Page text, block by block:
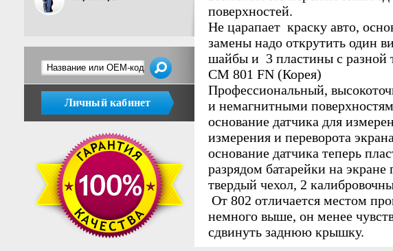
Личный кабинет
поверхностей.
Не царапает краску авто,
замены надо открутить один
шайбы и 3 пластины с разной
CM 801 FN (Корея)
Профессиональный,
и немагнитными
основание датчика для
измерения и переворота
основание датчика теперь
разрядом батарейки на
твердый чехол, 2
От 802 отличается местом
немного выше, он менее
сдвинуть заднюю крышку.